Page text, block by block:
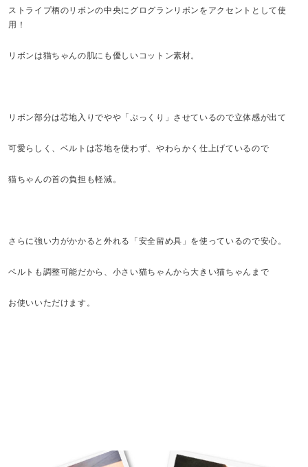
ストライプ柄のリボンの中央にグログランリボンをアクセントとして使
用！
リボンは猫ちゃんの肌にも優しいコットン素材。
リボン部分は芯地入りでやや「ぷっくり」させているので立体感が出て
可愛らしく、ベルトは芯地を使わず、やわらかく仕上げているので
猫ちゃんの首の負担も軽減。
さらに強い力がかかると外れる「安全留め具」を使っているので安心。
ベルトも調整可能だから、小さい猫ちゃんから大きい猫ちゃんまで
お使いいただけます。